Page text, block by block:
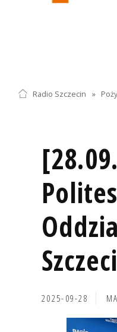
Radio Szczecin »
2025-09-28